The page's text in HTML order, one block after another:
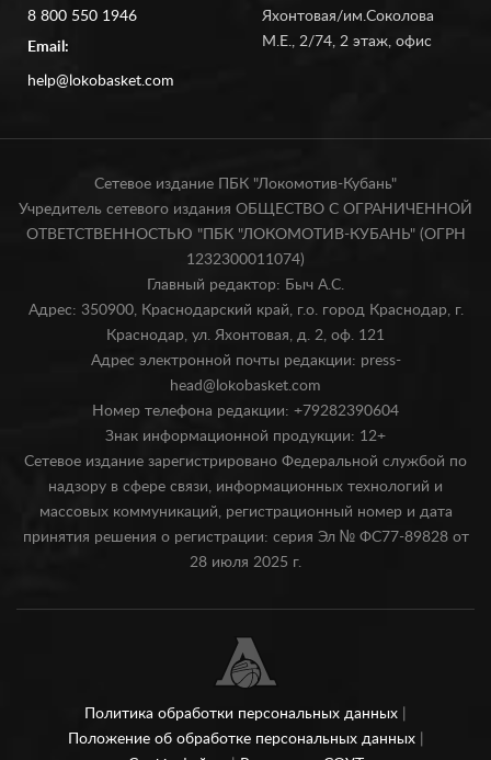
8 800 550 1946
Email:
help@lokobasket.com
Яхонтовая/им.Соколова
М.Е., 2/74, 2 этаж, офис
Сетевое издание ПБК "Локомотив-Кубань"
Учредитель сетевого издания ОБЩЕСТВО С ОГРАНИЧЕННОЙ
ОТВЕТСТВЕННОСТЬЮ "ПБК "ЛОКОМОТИВ-КУБАНЬ" (ОГРН
1232300011074)
Главный редактор: Быч А.С.
Адрес: 350900, Краснодарский край, г.о. город Краснодар, г.
Краснодар, ул. Яхонтовая, д. 2, оф. 121
Адрес электронной почты редакции: press-
head@lokobasket.com
Номер телефона редакции: +79282390604
Знак информационной продукции: 12+
Сетевое издание зарегистрировано Федеральной службой по
надзору в сфере связи, информационных технологий и
массовых коммуникаций, регистрационный номер и дата
принятия решения о регистрации: серия Эл № ФС77-89828 от
28 июля 2025 г.
Политика обработки персональных данных
Положение об обработке персональных данных